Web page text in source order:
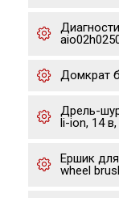
Домкрат
Дрель-
li-ion, 14
Ершик
wheel